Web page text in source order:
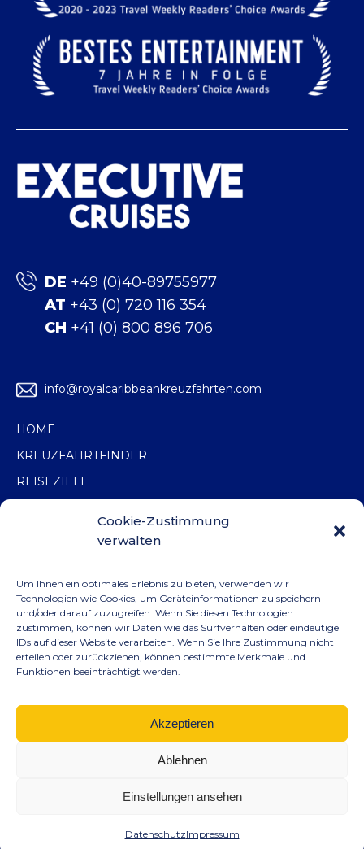
Cookie-Zustimmung
verwalten
Um Ihnen ein optimales Erlebnis zu bieten, verwenden wir
Technologien wie Cookies, um Geräteinformationen zu speichern
und/oder darauf zuzugreifen. Wenn Sie diesen Technologien
zustimmen, können wir Daten wie das Surfverhalten oder eindeutige
IDs auf dieser Website verarbeiten. Wenn Sie Ihre Zustimmung nicht
erteilen oder zurückziehen, können bestimmte Merkmale und
Funktionen beeinträchtigt werden.
Akzeptieren
Ablehnen
Einstellungen ansehen
DatenschutzImpressum
DE +49 (0)40-89755977
AT +43 (0) 720 116 354
CH +41 (0) 800 896 706
info@royalcaribbeankreuzfahrten.com
HOME
KREUZFAHRTFINDER
REISEZIELE
KONTAKT
VERTRIEBSPARTNER*IN WERDEN
MARKETING-BEREICH
NEWSLETTER